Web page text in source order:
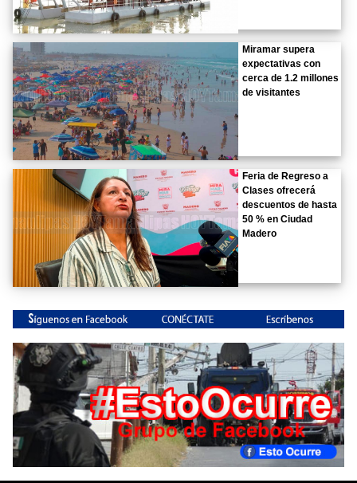
Miramar supera
expectativas con
cerca de 1.2 millones
de visitantes
Feria de Regreso a
Clases ofrecerá
descuentos de hasta
50 % en Ciudad
Madero